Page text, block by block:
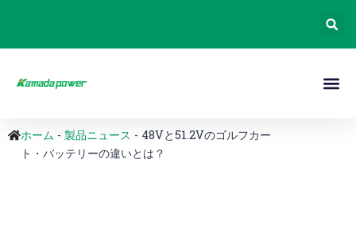
ホーム - 製品ニュース - 48Vと51.2Vのゴルフカー
ト・バッテリーの違いとは？